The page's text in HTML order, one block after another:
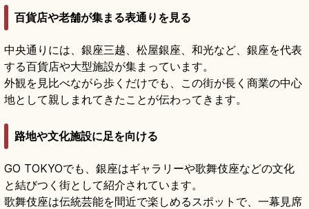
百貨店や老舗が集まる表通りを見る
中央通りには、銀座三越、松屋銀座、和光など、銀座を代表
する百貨店や大型施設が集まっています。
外観を見比べながら歩くだけでも、この街が長く商業の中心
地として親しまれてきたことが伝わってきます。
路地や文化施設に足を向ける
GO TOKYOでも、銀座はギャラリーや歌舞伎座などの文化
と結びつく街として紹介されています。
歌舞伎座は伝統芸能を間近で楽しめるスポットで、一幕見席